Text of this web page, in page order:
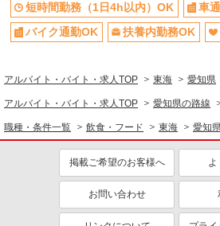
短時間勤務（1日4h以内）OK
車
バイク通勤OK
扶養内勤務OK
アルバイト・バイト・求人TOP 東海 愛知県
アルバイト・バイト・求人TOP 愛知県の路線
職種・条件一覧 飲食・フード 東海 愛知
掲載ご希望のお客様へ よ
お問い合わせ